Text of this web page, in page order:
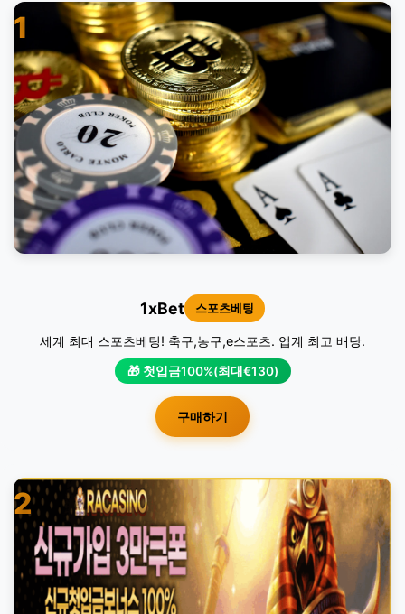
1
1xBet 스포츠베팅
세계 최대 스포츠베팅! 축구,농구,e스포츠. 업계 최고 배당.
🎁 첫입금100%(최대€130)
구매하기
2